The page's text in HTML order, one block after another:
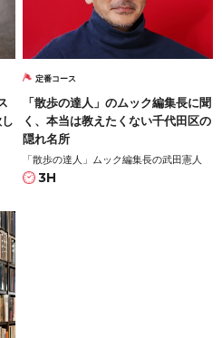
定番コース
「散歩の達人」のムック編集長に聞
く、本当は教えたくない千代田区の
隠れ名所
「散歩の達人」ムック編集長の武田憲人
3H